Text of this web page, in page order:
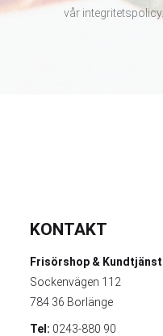
vår integritetspolicy.
KONTAKT
Frisörshop & Kundtjänst
Sockenvägen 112
784 36 Borlänge
Tel: 0243-880 90